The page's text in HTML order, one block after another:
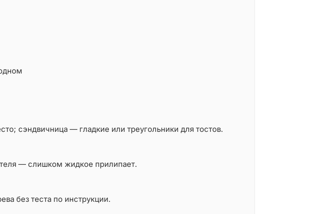
сэндвичница — гладкие или треугольники для тостов.
— слишком жидкое прилипает.
без теста по инструкции.